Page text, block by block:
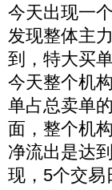
今天出现一
发现整体主
到，特大买
今天整个机
单占总卖单
面，整个机
净流出是达
现，5个交易